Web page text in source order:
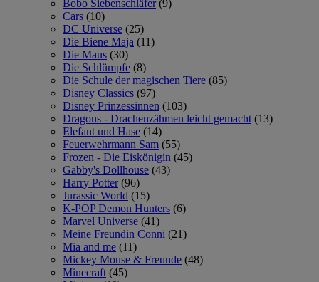
Bobo Siebenschläfer (9)
Cars (10)
DC Universe (25)
Die Biene Maja (11)
Die Maus (30)
Die Schlümpfe (8)
Die Schule der magischen Tiere (85)
Disney Classics (97)
Disney Prinzessinnen (103)
Dragons - Drachenzähmen leicht gemacht (13)
Elefant und Hase (14)
Feuerwehrmann Sam (55)
Frozen - Die Eiskönigin (45)
Gabby's Dollhouse (43)
Harry Potter (96)
Jurassic World (15)
K-POP Demon Hunters (6)
Marvel Universe (41)
Meine Freundin Conni (21)
Mia and me (11)
Mickey Mouse & Freunde (48)
Minecraft (45)